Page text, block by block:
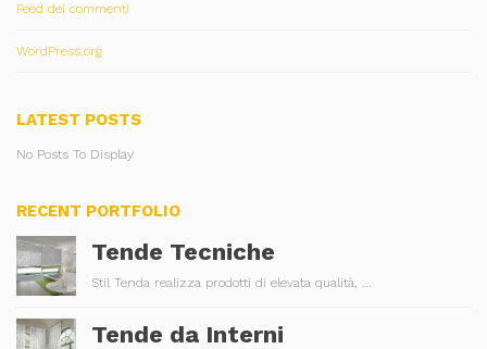
Feed dei commenti
WordPress.org
LATEST POSTS
No Posts To Display
RECENT PORTFOLIO
Tende Tecniche
Stil Tenda realizza prodotti di elevata qualità, ...
Tende da Interni